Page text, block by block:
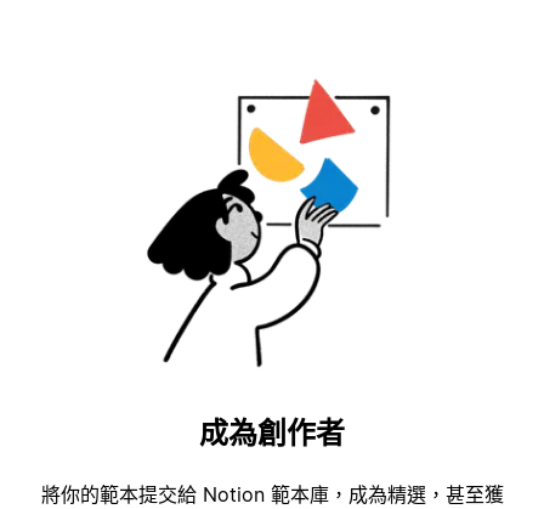
成為創作者
將你的範本提交給 Notion 範本庫，成為精選，甚至獲